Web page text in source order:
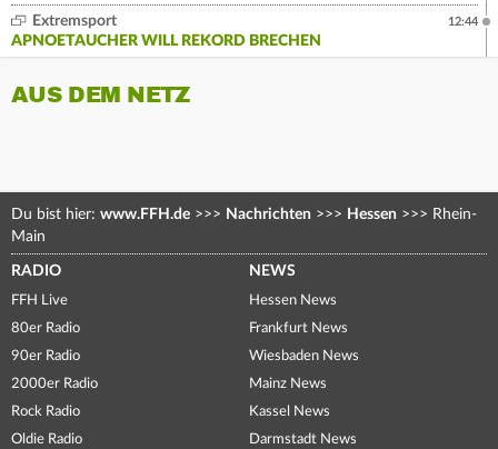
Extremsport
APNOETAUCHER WILL REKORD BRECHEN
12:44
AUS DEM NETZ
Du bist hier: www.FFH.de >>> Nachrichten >>> Hessen >>> Rhein-
Main
RADIO
FFH Live
80er Radio
90er Radio
2000er Radio
Rock Radio
Oldie Radio
NEWS
Hessen News
Frankfurt News
Wiesbaden News
Mainz News
Kassel News
Darmstadt News